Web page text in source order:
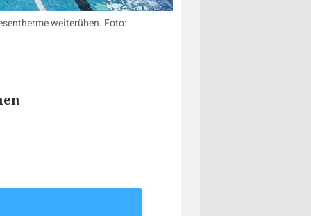
weiterüben. Foto: